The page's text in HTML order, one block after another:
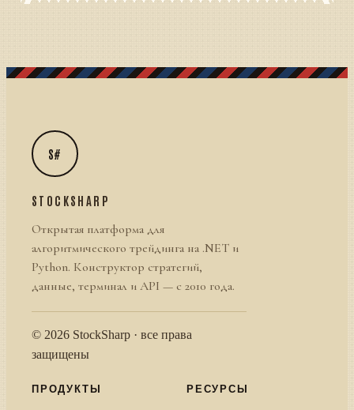
S#
STOCKSHARP
Открытая платформа для
алгоритмического трейдинга на .NET и
Python. Конструктор стратегий,
данные, терминал и API — с 2010 года.
© 2026 StockSharp · все права
защищены
ПРОДУКТЫ РЕСУРСЫ